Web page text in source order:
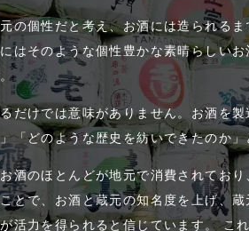
の個性だと考え、お酒には造られる
はそのような個性豊かな素晴らしい
だけでは意味がありません。お酒を
「どのような歴史を紡いできたのか
酒のほとんどが地元で消費されてお
とで、お酒と蔵元の知名度を上げ、
活力を得られると信じています。 こ